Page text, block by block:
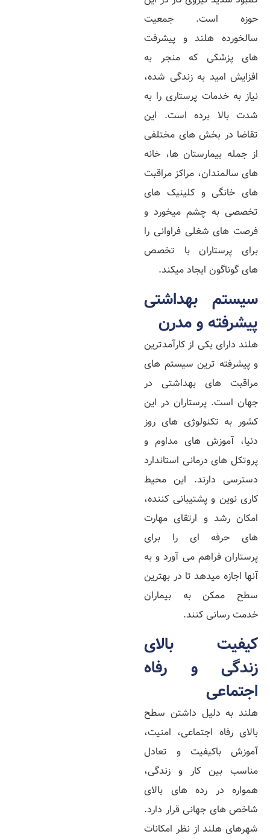
حوزه است. جمعیت
سالخورده هلند و پیشرفت‌
های پزشکی که منجر به
افزایش امید به زندگی شده،
نیاز به خدمات پرستاری را به
شدت بالا برده است. این
تقاضا در بخش‌ های مختلفی
از جمله بیمارستان‌ ها، خانه‌
های سالمندان، مراکز مراقبت‌
های خانگی و کلینیک‌ های
تخصصی به چشم میخورد و
فرصت‌ های شغلی فراوانی را
برای پرستاران با تخصص‌
های گوناگون ایجاد میکند.
سیستم بهداشتی
پیشرفته و مدرن
هلند دارای یکی از کارآمدترین
و پیشرفته‌ ترین سیستم‌ های
مراقبت‌ های بهداشتی در
جهان است. پرستاران در این
کشور به تکنولوژی‌ های روز
دنیا، آموزش‌ های مداوم و
پروتکل‌ های درمانی استاندارد
دسترسی دارند. این محیط
کاری نوین و پشتیبانی‌ کننده،
امکان رشد و ارتقای مهارت‌
های حرفه‌ ای را برای
پرستاران فراهم می‌ آورد و به
آنها اجازه میدهد تا در بهترین
سطح ممکن به بیماران
خدمت‌ رسانی کنند.
کیفیت بالای
زندگی و رفاه
اجتماعی
هلند به دلیل داشتن سطح
بالای رفاه اجتماعی، امنیت،
آموزش باکیفیت و تعادل
مناسب بین کار و زندگی،
همواره در رده‌ های بالای
شاخص‌ های جهانی قرار دارد.
شهرهای هلند از نظر امکانات